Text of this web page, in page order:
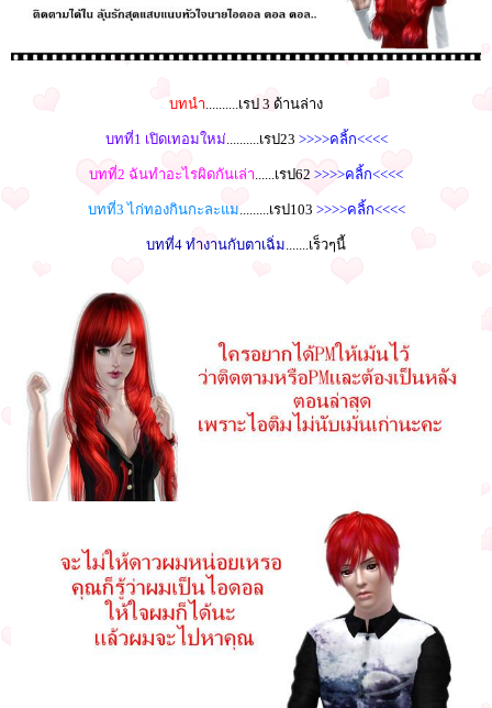
บทนำ..........เรป 3 ด้านล่าง
บทที่1 เปิดเทอมใหม่..........เรป23 >>>>คลิ้ก<<<<
บทที่2 ฉันทำอะไรผิดกันเล่า......เรป62 >>>>คลิ้ก<<<<
บทที่3 ไก่ทองกินกะละแม.........เรป103 >>>>คลิ้ก<<<<
บทที่4 ทำงานกับตาเฉิ่ม.......เร็วๆนี้